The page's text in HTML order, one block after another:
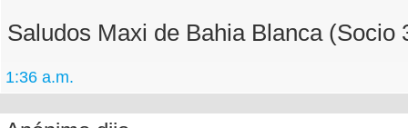
Saludos Maxi de Bahia Blanca (Socio
1:36 a.m.